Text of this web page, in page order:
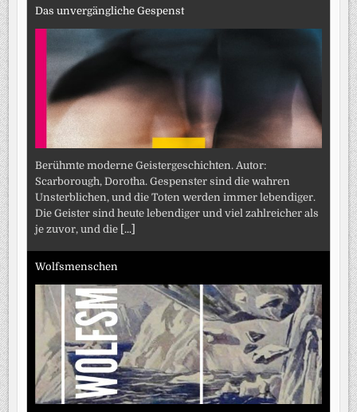
Das unvergängliche Gespenst
Berühmte moderne Geistergeschichten. Autor:
Scarborough, Dorotha. Gespenster sind die wahren
Unsterblichen, und die Toten werden immer lebendiger.
Die Geister sind heute lebendiger und viel zahlreicher als
je zuvor, und die [...]
Wolfsmenschen